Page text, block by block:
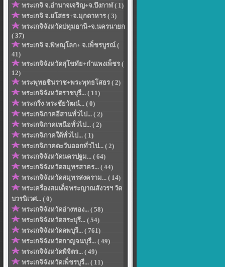
พระเกจิ จ.อำนาจเจริญ+จ.บึงกาฬ ( 1)
พระเกจิ จ.ยโสธร+จ.มุกดาหาร ( 3)
พระเกจิจังหวัดปทุมธานี+จ.นครนายก
( 37)
พระเกจิ จ.พิษณุโลก+ จ.เพ็ชรบูรณ์ (
41)
พระเกจิจังหวัดสุโขทัย+กำแพงเพ็ชร (
12)
พระพุทธชินราช+พระพุทธโสธร ( 2)
พระเกจิจังหวัดราชบุรี... ( 11)
พระกริ่ง-พระชัยวัฒน์... ( 0)
พระเกจิภาคอีสานทั่วไป... ( 2)
พระเกจิภาคเหนือทั่วไป... ( 2)
พระเกจิภาคใต้ทั่วไป... ( 1)
พระเกจิภาคตะวันออกทั่วไป... ( 2)
พระเกจิจังหวัดนครปฐม... ( 64)
พระเกจิจังหวัดสมุทรสาคร... ( 44)
พระเกจิจังหวัดสมุทรสงคราม... ( 14)
พระเครื่องสมเด็จพระญาณสังวรฯ วัด
บวรนิเวศ... ( 0)
พระเกจิจังหวัดอ่างทอง... ( 58)
พระเกจิจังหวัดสระบุรี... ( 54)
พระเกจิจังหวัดลพบุรี... ( 761)
พระเกจิจังหวัดกาญจนบุรี... ( 49)
พระเกจิจังหวัดพิจิตร... ( 49)
พระเกจิจังหวัดเพ็ชรบุรี... ( 11)